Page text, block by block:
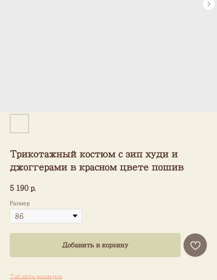
Трикотажный костюм с зип худи и
джоггерами в красном цвете пошив
5 190 р.
Размер
Добавить в корзину
Таблица размеров